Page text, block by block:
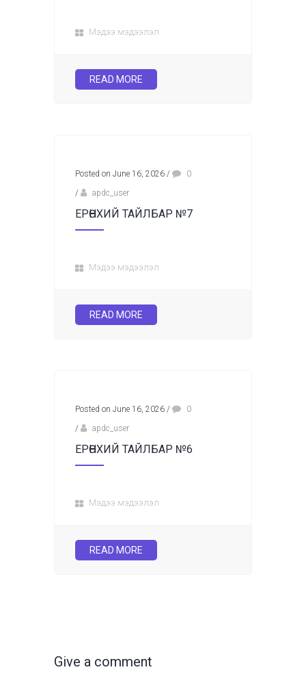
Мэдээ мэдээлэл
READ MORE
Posted on June 16, 2026 /
0
/
apdc_user
ЕРӨНХИЙ ТАЙЛБАР №7
Мэдээ мэдээлэл
READ MORE
Posted on June 16, 2026 /
0
/
apdc_user
ЕРӨНХИЙ ТАЙЛБАР №6
Мэдээ мэдээлэл
READ MORE
Give a comment